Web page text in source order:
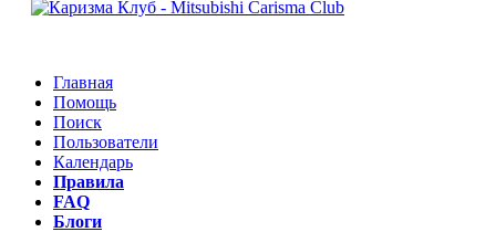
Главная
Помощь
Поиск
Пользователи
Календарь
Правила
FAQ
Блоги